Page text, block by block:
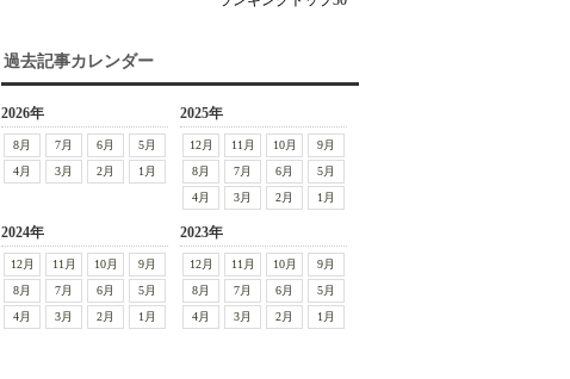
過去記事カレンダー
2026年
8月 7月 6月
5月
4月
3月 2月 1月
2025年
12月 11月 10月
9月
8月
7月 6月
5月
4月
3月 2月 1月
2024年
12月 11月 10月
9月
8月
7月 6月
5月
4月
3月 2月 1月
2023年
12月 11月 10月
9月
8月
7月 6月
5月
4月
3月 2月 1月